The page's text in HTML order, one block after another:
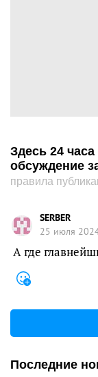
Здесь 24
обсуждение
правила
SERBER
25 июля
А где
Последние